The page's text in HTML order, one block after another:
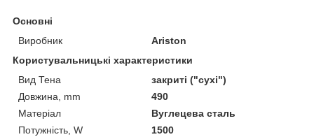
Основні
Виробник
Ariston
Користувальницькі характеристики
Вид Тена
закриті ("сухі")
Довжина, mm
490
Матеріал
Вуглецева сталь
Потужність, W
1500